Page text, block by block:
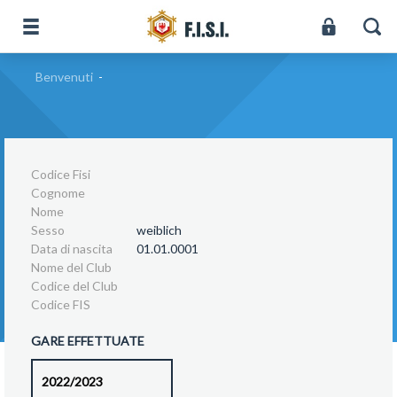
Benvenuti -
Codice Fisi
Cognome
Nome
Sesso
weiblich
Data di nascita
01.01.0001
Nome del Club
Codice del Club
Codice FIS
GARE EFFETTUATE